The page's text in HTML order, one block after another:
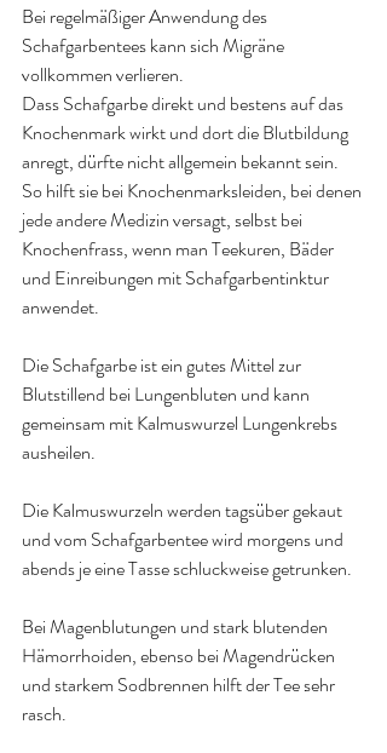
Bei regelmäßiger Anwendung des
Schafgarbentees kann sich Migräne
vollkommen verlieren.
Dass Schafgarbe direkt und bestens auf das
Knochenmark wirkt und dort die Blutbildung
anregt, dürfte nicht allgemein bekannt sein.
So hilft sie bei Knochenmarksleiden, bei denen
jede andere Medizin versagt, selbst bei
Knochenfrass, wenn man Teekuren, Bäder
und Einreibungen mit Schafgarbentinktur
anwendet.
Die Schafgarbe ist ein gutes Mittel zur
Blutstillend bei Lungenbluten und kann
gemeinsam mit Kalmuswurzel Lungenkrebs
ausheilen.
Die Kalmuswurzeln werden tagsüber gekaut
und vom Schafgarbentee wird morgens und
abends je eine Tasse schluckweise getrunken.
Bei Magenblutungen und stark blutenden
Hämorrhoiden, ebenso bei Magendrücken
und starkem Sodbrennen hilft der Tee sehr
rasch.